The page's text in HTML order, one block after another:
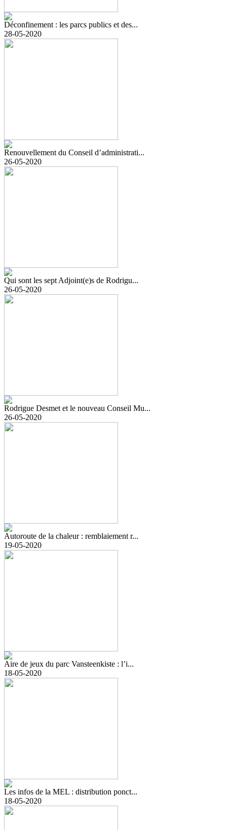
Déconfinement : les parcs publics et des...
28-05-2020
Renouvellement du Conseil d’administrati...
26-05-2020
Qui sont les sept Adjoint(e)s de Rodrigu...
26-05-2020
Rodrigue Desmet et le nouveau Conseil Mu...
26-05-2020
Autoroute de la chaleur : remblaiement r...
19-05-2020
Aire de jeux du parc Vansteenkiste : l’i...
18-05-2020
Les infos de la MEL : distribution ponct...
18-05-2020